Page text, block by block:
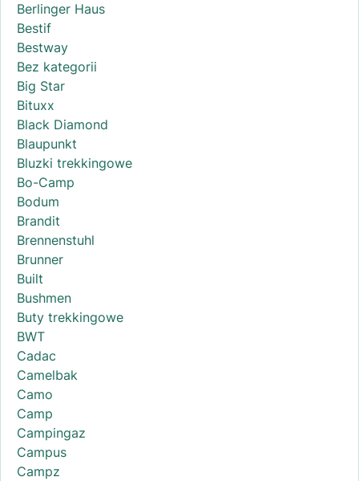
Berlinger Haus
Bestif
Bestway
Bez kategorii
Big Star
Bituxx
Black Diamond
Blaupunkt
Bluzki trekkingowe
Bo-Camp
Bodum
Brandit
Brennenstuhl
Brunner
Built
Bushmen
Buty trekkingowe
BWT
Cadac
Camelbak
Camo
Camp
Campingaz
Campus
Campz